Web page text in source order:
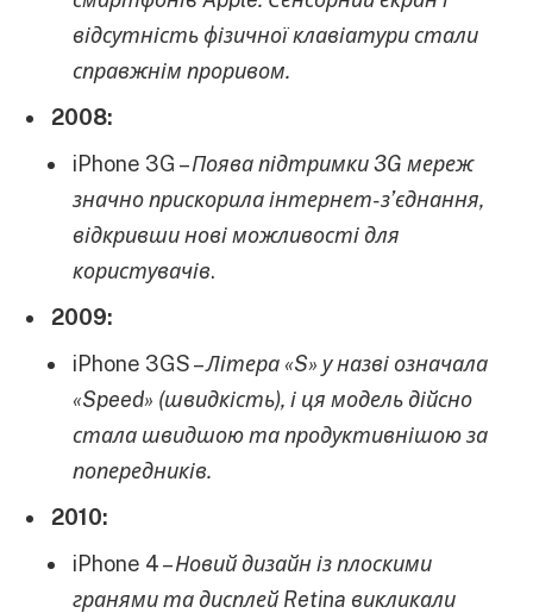
відсутність фізичної клавіатури стали
справжнім проривом.
2008:
iPhone 3G –Поява підтримки 3G мереж
значно прискорила інтернет-з’єднання,
відкривши нові можливості для
користувачів.
2009:
iPhone 3GS –Літера «S» у назві означала
«Speed» (швидкість), і ця модель дійсно
стала швидшою та продуктивнішою за
попередників.
2010:
iPhone 4 –Новий дизайн із плоскими
гранями та дисплей Retina викликали